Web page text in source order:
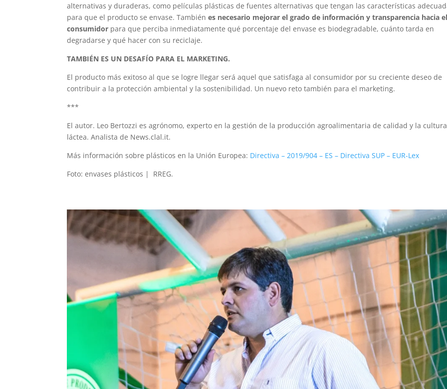
alternativas y duraderas, como películas plásticas de fuentes alternativas que tengan las características
para que el producto se envase. Tambiénes necesario mejorar el grado de información y transparencia hacia
consumidor para que perciba inmediatamente qué porcentaje del envase es biodegradable, cuánto tarda en
degradarse y qué hacer con su reciclaje.
TAMBIÉN ES UN DESAFÍO PARA EL MARKETING.
El producto más exitoso al que se logre llegar será aquel que satisfaga al consumidor por su creciente deseo de
contribuir a la protección ambiental y la sostenibilidad. Un nuevo reto también para el marketing.
***
El autor. Leo Bertozzi es agrónomo, experto en la gestión de la producción agroalimentaria de calidad y la cultura
láctea. Analista de News.clal.it.
Más información sobre plásticos en la Unión Europea: Directiva – 2019/904 – ES – Directiva SUP – EUR-Lex
Foto: envases plásticos | RREG.